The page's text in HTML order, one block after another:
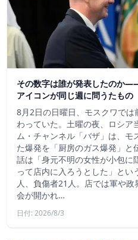
その数字は誰が発表したのか
アイコンが同じ週に問うたもの
8月2日の日曜日、モスクワで
わっていた。土曜の夜、ロシア
ム・チャンネル「バザ」は、モ
た爆発を「厨房のガス爆発」と
話は「身元不明の女性が小包に
って店内に入ろうとした」と
人、負傷者21人。店では軍や
会が開かれ…
日付: 2026/8/3